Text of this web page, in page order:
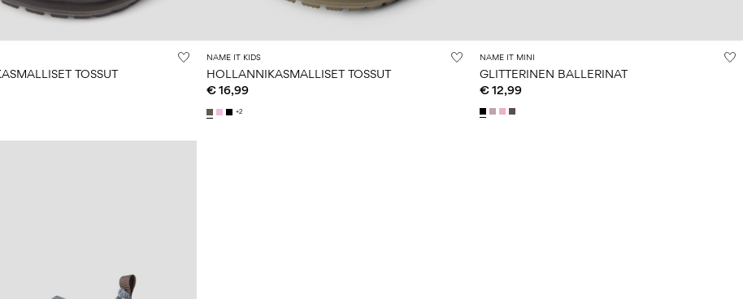
TOSSUT
NAME IT KIDS
HOLLANNIKASMALLISET TOSSUT
€ 16,99
+2
NAME IT MINI
GLITTERINEN BALLERINAT
€ 12,99